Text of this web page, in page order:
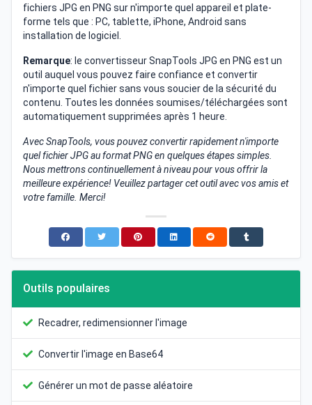
fichiers JPG en PNG sur n'importe quel appareil et plate-
forme tels que : PC, tablette, iPhone, Android sans
installation de logiciel.
Remarque: le convertisseur SnapTools JPG en PNG est un
outil auquel vous pouvez faire confiance et convertir
n'importe quel fichier sans vous soucier de la sécurité du
contenu. Toutes les données soumises/téléchargées sont
automatiquement supprimées après 1 heure.
Avec SnapTools, vous pouvez convertir rapidement n'importe
quel fichier JPG au format PNG en quelques étapes simples.
Nous mettrons continuellement à niveau pour vous offrir la
meilleure expérience! Veuillez partager cet outil avec vos amis et
votre famille. Merci!
Outils populaires
Recadrer, redimensionner l'image
Convertir l'image en Base64
Générer un mot de passe aléatoire